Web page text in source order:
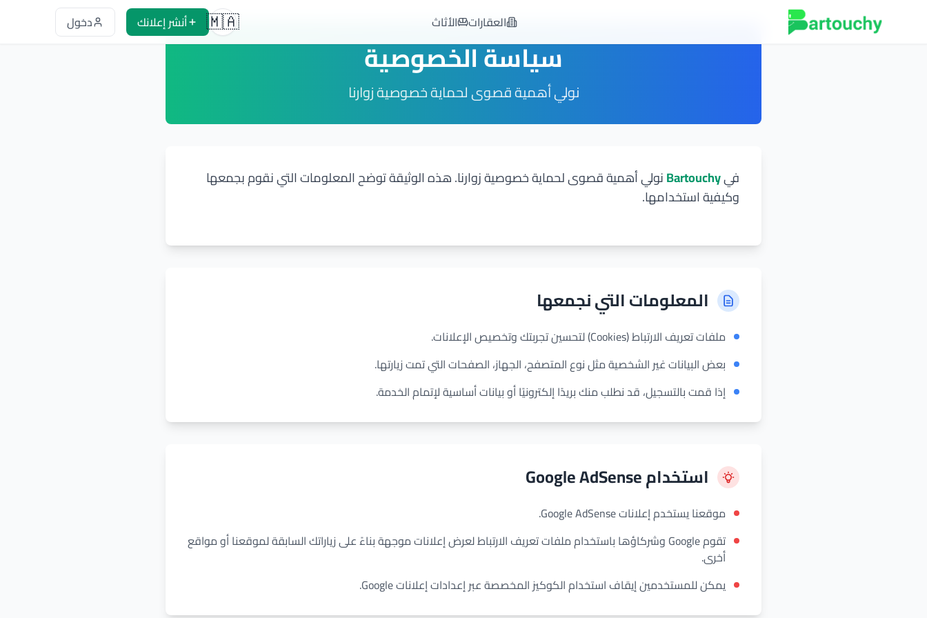
العقارات الأثاث 🇲🇦تغيير اللغة -العربية
أنشر إعلانك دخول
سياسة الخصوصية
نولي أهمية قصوى لحماية خصوصية زوارنا
فيBartouchyنولي أهمية قصوى لحماية خصوصية زوارنا. هذه الوثيقة توضح المعلومات التي نقوم بجمعها
وكيفية استخدامها.
المعلومات التي نجمعها
ملفات تعريف الارتباط (Cookies) لتحسين تجربتك وتخصيص الإعلانات.
بعض البيانات غير الشخصية مثل نوع المتصفح، الجهاز، الصفحات التي تمت زيارتها.
إذا قمت بالتسجيل، قد نطلب منك بريدًا إلكترونيًا أو بيانات أساسية لإتمام الخدمة.
استخدام Google AdSense
موقعنا يستخدم إعلانات Google AdSense.
تقوم Google وشركاؤها باستخدام ملفات تعريف الارتباط لعرض إعلانات موجهة بناءً على زياراتك السابقة لموقعنا أو مواقع
أخرى.
يمكن للمستخدمين إيقاف استخدام الكوكيز المخصصة عبر إعدادات إعلانات Google.